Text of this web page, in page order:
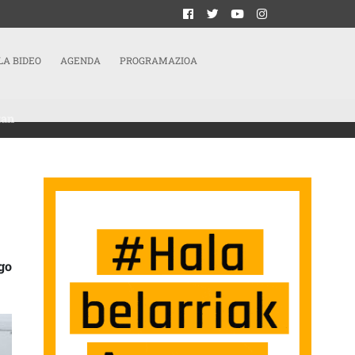
BIDEO AGENDA PROGRAMAZIOA
LAN OSASUNAREN NAZIOARTEKO EGUNAREN BAITAN SARRERAN